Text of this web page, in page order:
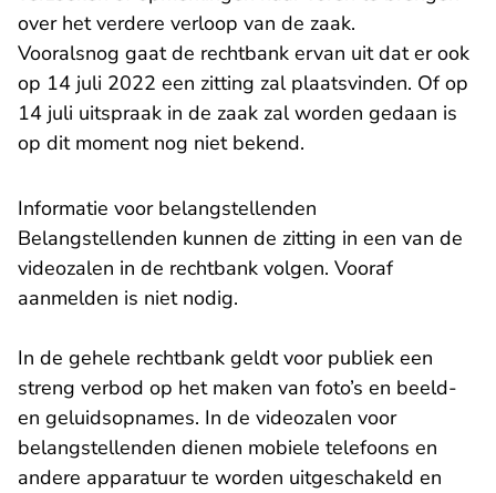
over het verdere verloop van de zaak.
Vooralsnog gaat de rechtbank ervan uit dat er ook
op 14 juli 2022 een zitting zal plaatsvinden. Of op
14 juli uitspraak in de zaak zal worden gedaan is
op dit moment nog niet bekend.
Informatie voor belangstellenden
Belangstellenden kunnen de zitting in een van de
videozalen in de rechtbank volgen. Vooraf
aanmelden is niet nodig.
In de gehele rechtbank geldt voor publiek een
streng verbod op het maken van foto’s en beeld-
en geluidsopnames. In de videozalen voor
belangstellenden dienen mobiele telefoons en
andere apparatuur te worden uitgeschakeld en